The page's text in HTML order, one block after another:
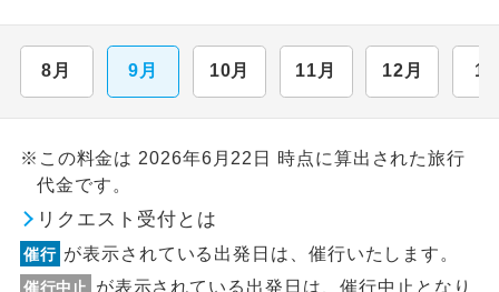
8月 9月 10月 11月 12月 1
※この料金は 2026年6月22日 時点に算出された旅行
代金です。
リクエスト受付とは
催行 が表示されている出発日は、催行いたします。
催行中止
が表示されている出発日は、催行中止となり